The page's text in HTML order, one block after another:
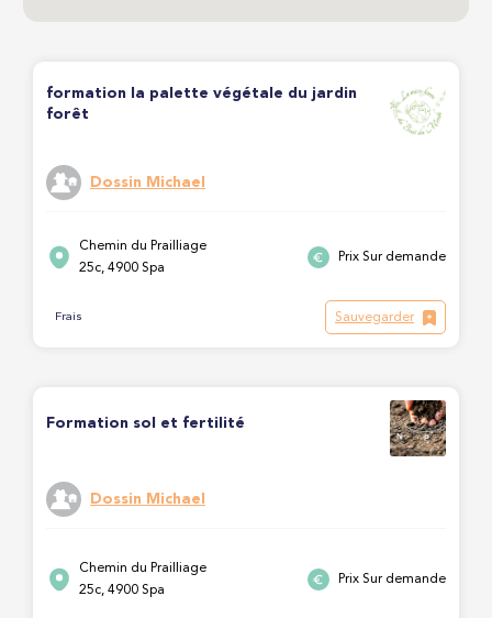
formation la palette végétale du jardin
forêt
Dossin Michael
Chemin du Prailliage
25c, 4900 Spa
Prix Sur demande
Frais Sauvegarder
Formation sol et fertilité
Dossin Michael
Chemin du Prailliage
25c, 4900 Spa
Prix Sur demande